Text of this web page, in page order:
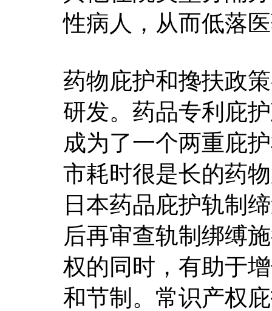
性病人，从而低落
药物庇护和搀扶政
研发。药品专利庇
成为了一个两重庇
市耗时很是长的药
日本药品庇护轨制
后再审查轨制绑缚
权的同时，有助于
和节制。常识产权